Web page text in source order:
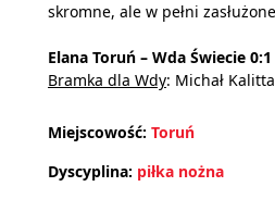
skromne, ale w pełni
Elana Toruń – Wda Świecie 0:1
Bramka dla Wdy: Michał
Miejscowość: Toruń
Dyscyplina: piłka nożna